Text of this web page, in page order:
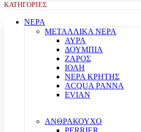
ΚΑΤΗΓΟΡΙΕΣ
ΝΕΡΑ
ΜΕΤΑΛΛΙΚΑ ΝΕΡΑ
ΑΥΡΑ
ΔΟΥΜΠΙΑ
ΖΑΡΟΣ
ΙΟΛΗ
ΝΕΡΑ ΚΡΗΤΗΣ
ACQUA PANNA
EVIAN
ΑΝΘΡΑΚΟΥΧΟ
PERRIER